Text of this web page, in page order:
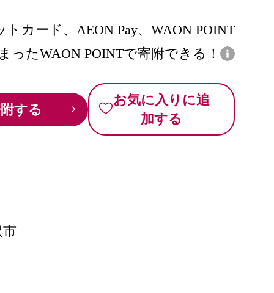
トカード、AEON Pay、WAON POINT
ったWAON POINTで寄附できる！
する
お気に入りに追
加する